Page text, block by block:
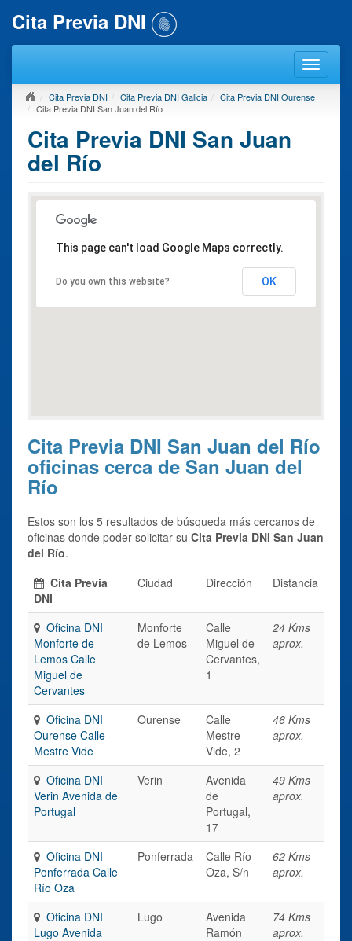
Cita Previa DNI
Cita Previa DNI Cita Previa DNI Galicia
Cita Previa DNI Ourense
Cita Previa DNI San Juan del Río
Cita Previa DNI San Juan
del Río
This page can't load Google Maps correctly.
Do you own this website? OK
Cita Previa DNI San Juan del Río
oficinas cerca de San Juan del
Río
Estos son los 5 resultados de búsqueda más cercanos de
oficinas donde poder solicitar su Cita Previa DNI San Juan
del Río.
Cita Previa
DNI
Ciudad Dirección Distancia
Oficina DNI
Monforte de
Lemos Calle
Miguel de
Cervantes
Monforte
de Lemos
Calle
Miguel de
Cervantes,
1
24 Kms
aprox.
Oficina DNI
Ourense Calle
Mestre Vide
Ourense
Calle
Mestre
Vide, 2
46 Kms
aprox.
Oficina DNI
Verin Avenida de
Portugal
Verin
Avenida
de
Portugal,
17
49 Kms
aprox.
Oficina DNI
Ponferrada Calle
Río Oza
Ponferrada
Calle Río
Oza, S/n
62 Kms
aprox.
Oficina DNI
Lugo Avenida
Lugo
Avenida
Ramón
74 Kms
aprox.